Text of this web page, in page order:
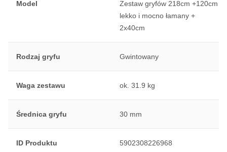
Model
Zestaw gryfów 218cm +120cm
lekko i mocno łamany +
2x40cm
Rodzaj gryfu Gwintowany
Waga zestawu ok. 31.9 kg
Średnica gryfu 30 mm
ID Produktu 5902308226968